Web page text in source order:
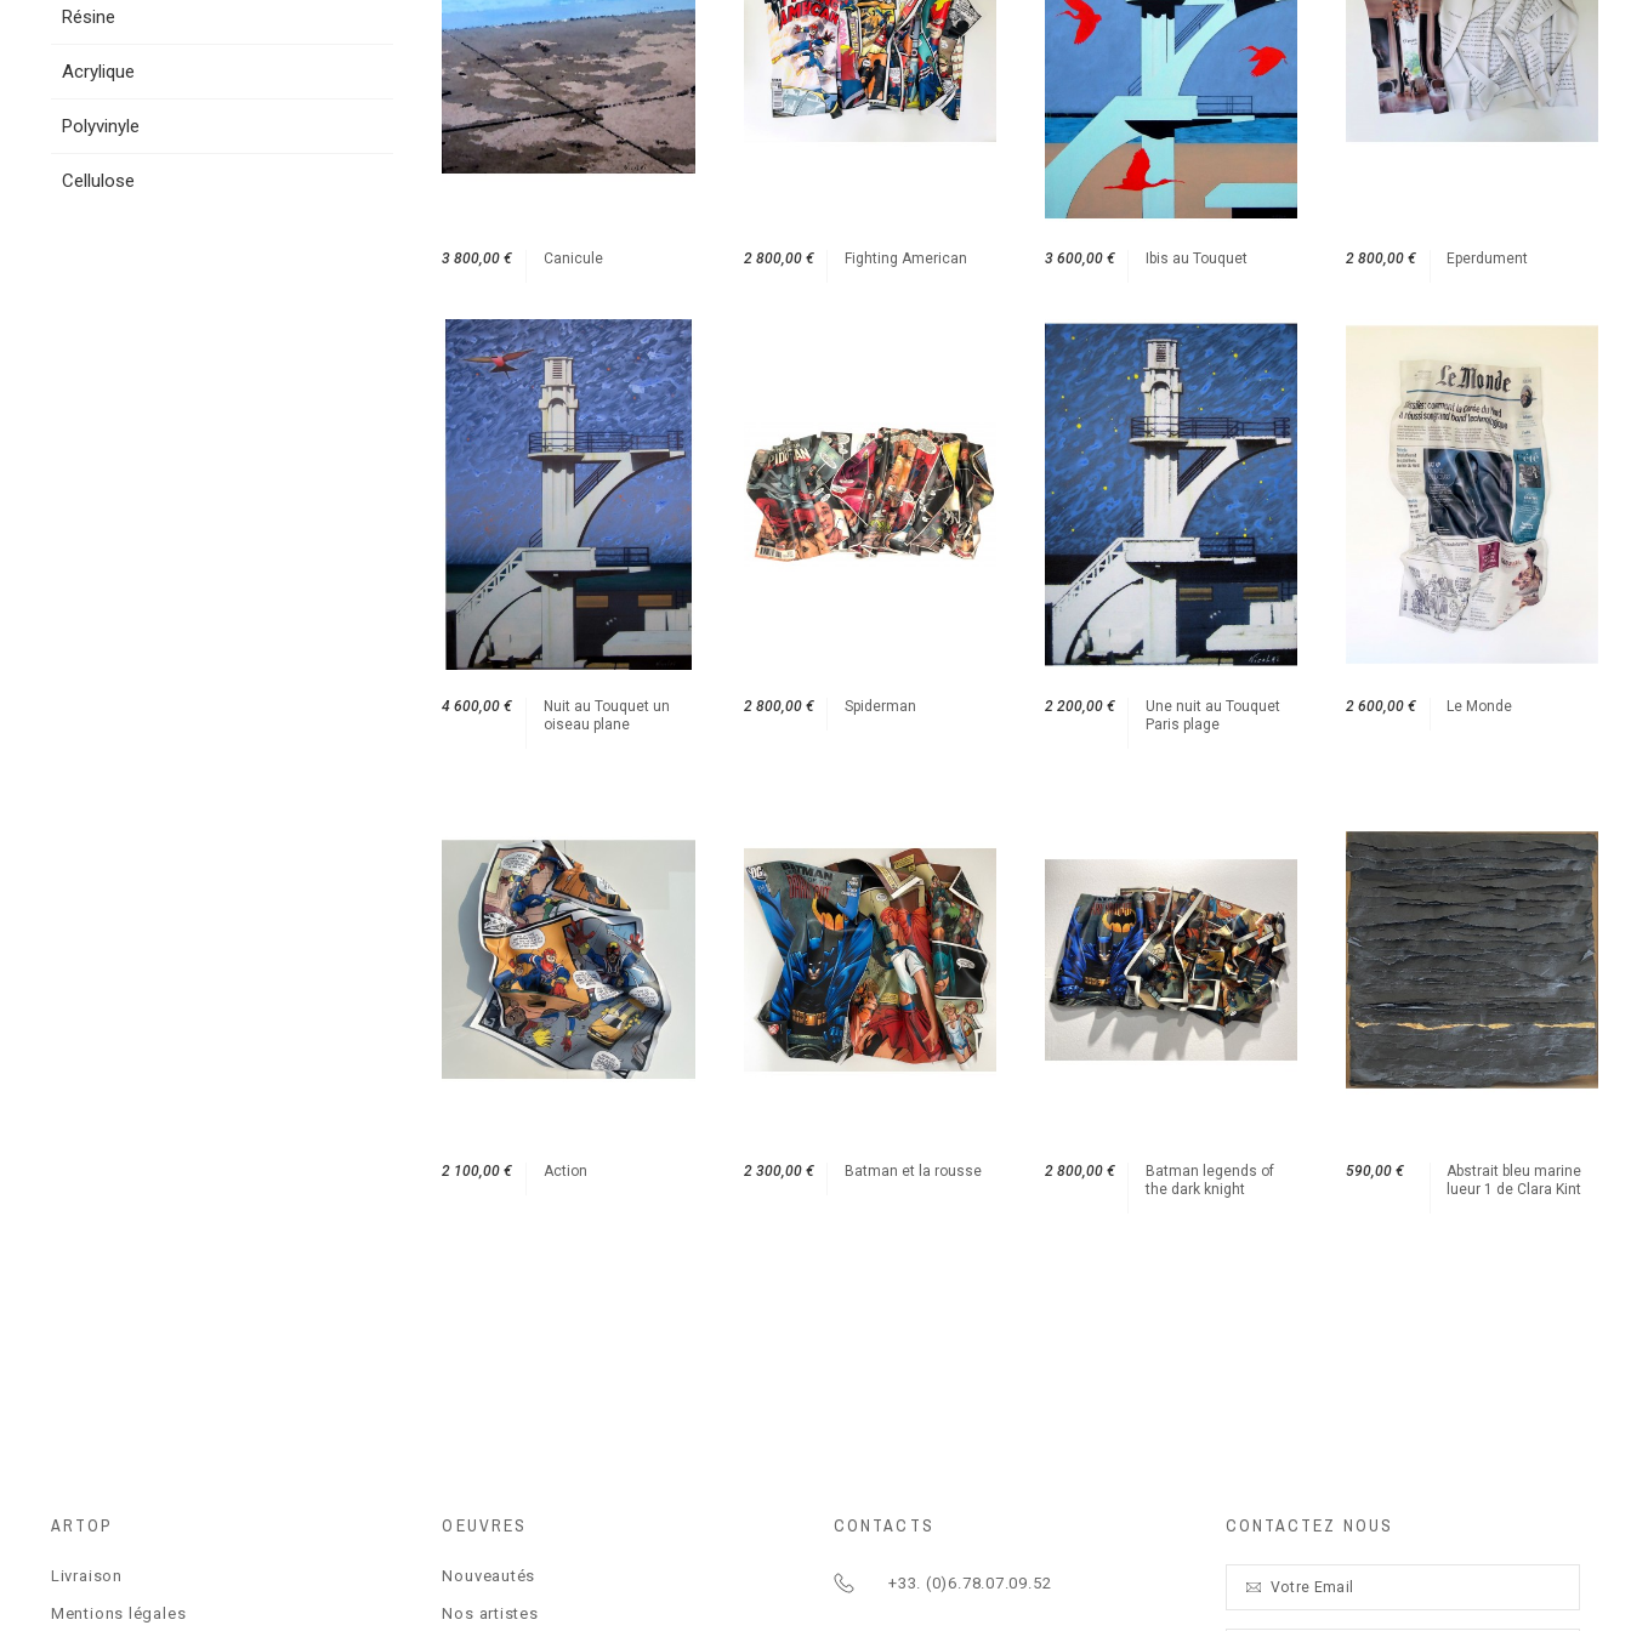
Résine
Acrylique
Polyvinyle
Cellulose
Canicule
3 800,00 € Fighting American
2 800,00 € Ibis au Touquet
3 600,00 € Eperdument
2 800,00 €
Nuit au Touquet un
oiseau plane
4 600,00 € Spiderman
2 800,00 €
Une nuit au Touquet
Paris plage
2 200,00 € Le Monde
2 600,00 €
Action
2 100,00 € Batman et la rousse
2 300,00 €
Batman legends of
the dark knight
2 800,00 €
Abstrait bleu marine
lueur 1 de Clara Kint
590,00 €
ARTOP
Livraison
Mentions légales
OEUVRES
Nouveautés
Nos artistes
CONTACTS
+33. (0)6.78.07.09.52
CONTACTEZ NOUS